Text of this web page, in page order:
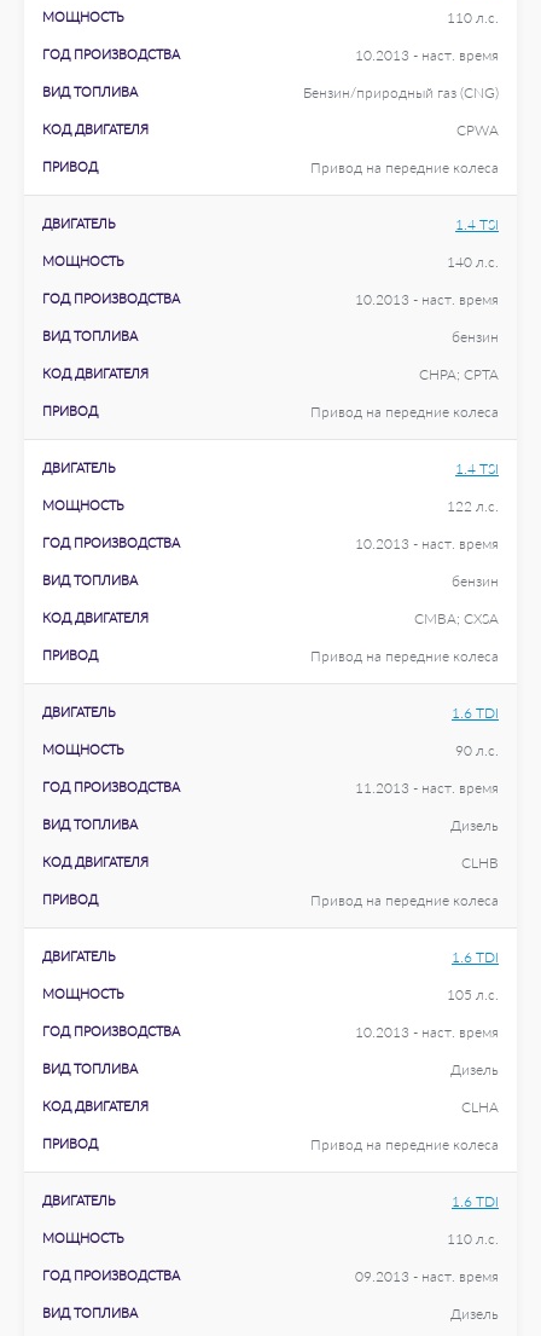
МОЩНОСТЬ 110 л.с.
ГОД ПРОИЗВОДСТВА 10.2013 - наст. время
ВИД ТОПЛИВА Бензин/природный газ (CNG)
КОД ДВИГАТЕЛЯ CPWA
ПРИВОД Привод на передние колеса
ДВИГАТЕЛЬ 1.4 TSI
МОЩНОСТЬ 140 л.с.
ГОД ПРОИЗВОДСТВА 10.2013 - наст. время
ВИД ТОПЛИВА бензин
КОД ДВИГАТЕЛЯ CHPA; CPTA
ПРИВОД Привод на передние колеса
ДВИГАТЕЛЬ 1.4 TSI
МОЩНОСТЬ 122 л.с.
ГОД ПРОИЗВОДСТВА 10.2013 - наст. время
ВИД ТОПЛИВА бензин
КОД ДВИГАТЕЛЯ CMBA; CXSA
ПРИВОД Привод на передние колеса
ДВИГАТЕЛЬ 1.6 TDI
МОЩНОСТЬ 90 л.с.
ГОД ПРОИЗВОДСТВА 11.2013 - наст. время
ВИД ТОПЛИВА Дизель
КОД ДВИГАТЕЛЯ CLHB
ПРИВОД Привод на передние колеса
ДВИГАТЕЛЬ 1.6 TDI
МОЩНОСТЬ 105 л.с.
ГОД ПРОИЗВОДСТВА 10.2013 - наст. время
ВИД ТОПЛИВА Дизель
КОД ДВИГАТЕЛЯ CLHA
ПРИВОД Привод на передние колеса
ДВИГАТЕЛЬ 1.6 TDI
МОЩНОСТЬ 110 л.с.
ГОД ПРОИЗВОДСТВА 09.2013 - наст. время
ВИД ТОПЛИВА Дизель